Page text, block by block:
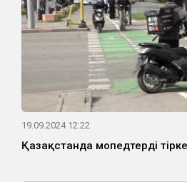
19.09.2024 12:22
Қазақстанда мопедтерді